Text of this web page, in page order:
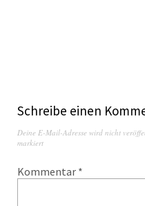
Schreibe einen
Deine E-Mail-Adresse wird nicht
markiert
Kommentar *